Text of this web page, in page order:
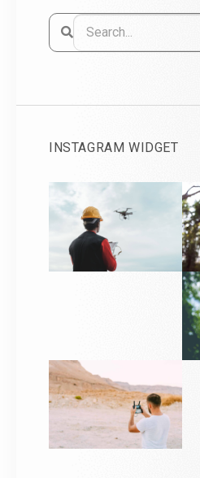
INSTAGRAM WIDGET